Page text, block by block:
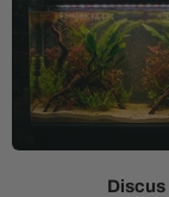
Discus